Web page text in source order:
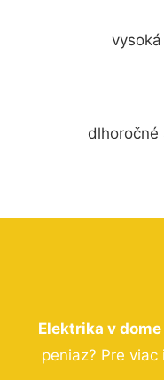
dlhoročné
Elektrika v dome
peniaz? Pre